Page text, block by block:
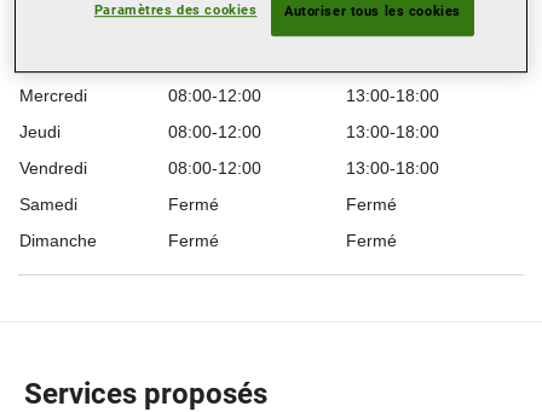
08:00-12:00
Mercredi
08:00-12:00
13:00-18:00
Jeudi
08:00-12:00
13:00-18:00
Vendredi
08:00-12:00
13:00-18:00
Samedi
Fermé
Fermé
Dimanche
Fermé Fermé
Services proposés
Paramètres des cookies Autoriser tous les cookies